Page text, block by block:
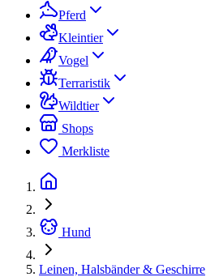
Pferd
Kleintier
Vogel
Terraristik
Wildtier
Shops
Merkliste
Hund
Leinen, Halsbänder & Geschirre